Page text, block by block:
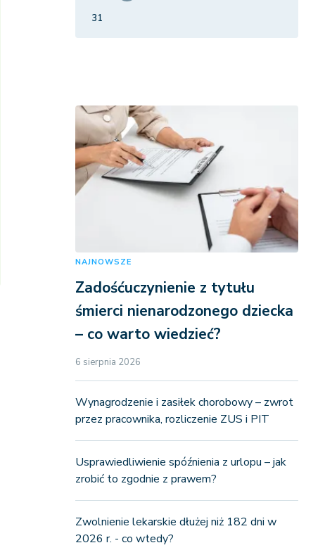
31
NAJNOWSZE
Zadośćuczynienie z tytułu
śmierci nienarodzonego dziecka
– co warto wiedzieć?
6 sierpnia 2026
Wynagrodzenie i zasiłek chorobowy – zwrot
przez pracownika, rozliczenie ZUS i PIT
Usprawiedliwienie spóźnienia z urlopu – jak
zrobić to zgodnie z prawem?
Zwolnienie lekarskie dłużej niż 182 dni w
2026 r. - co wtedy?